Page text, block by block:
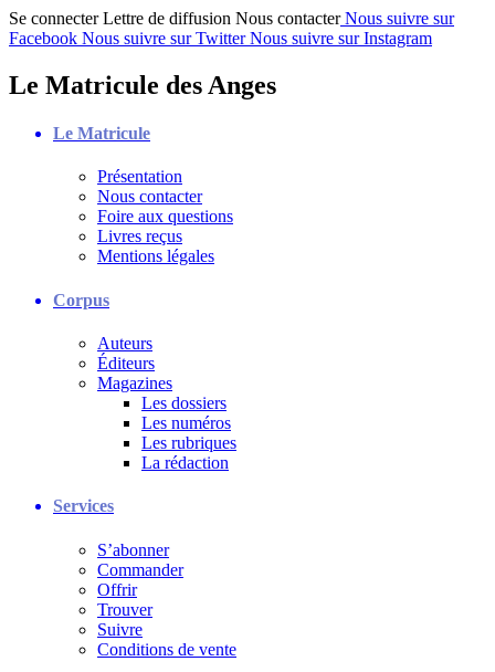
Se connecter Lettre de diffusion Nous contacter Nous suivre sur
Facebook Nous suivre sur Twitter Nous suivre sur Instagram
Le Matricule des Anges
Le Matricule
Présentation
Nous contacter
Foire aux questions
Livres reçus
Mentions légales
Corpus
Auteurs
Éditeurs
Magazines
Les dossiers
Les numéros
Les rubriques
La rédaction
Services
S’abonner
Commander
Offrir
Trouver
Suivre
Conditions de vente